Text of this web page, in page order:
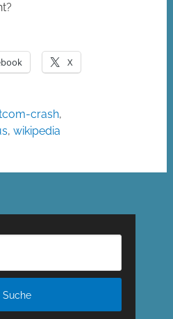
X
crash,
,wikipedia